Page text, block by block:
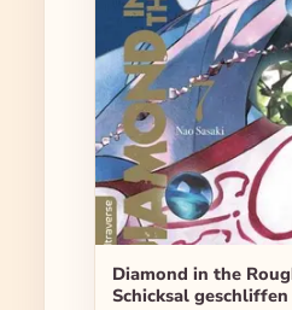
Diamond in the
Schicksal